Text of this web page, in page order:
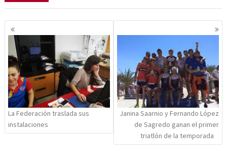
Navegación
de
entradas
La Federación traslada sus
instalaciones
Janina Saarnio y Fernando López
de Sagredo ganan el primer
triatlón de la temporada